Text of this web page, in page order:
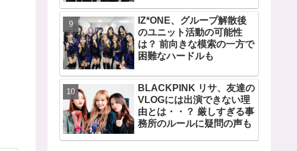
IZ*ONE、グループ解散後
のユニット活動の可能性
は？ 前向きな模索の一方で
困難なハードルも
BLACKPINK リサ、友達の
VLOGには出演できない理
由とは・・？ 厳しすぎる事
務所のルールに疑問の声も